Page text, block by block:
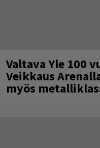
Valtava Yle 100
Veikkaus
myös